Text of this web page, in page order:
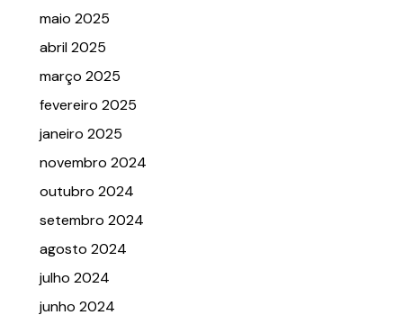
maio 2025
abril 2025
março 2025
fevereiro 2025
janeiro 2025
novembro 2024
outubro 2024
setembro 2024
agosto 2024
julho 2024
junho 2024